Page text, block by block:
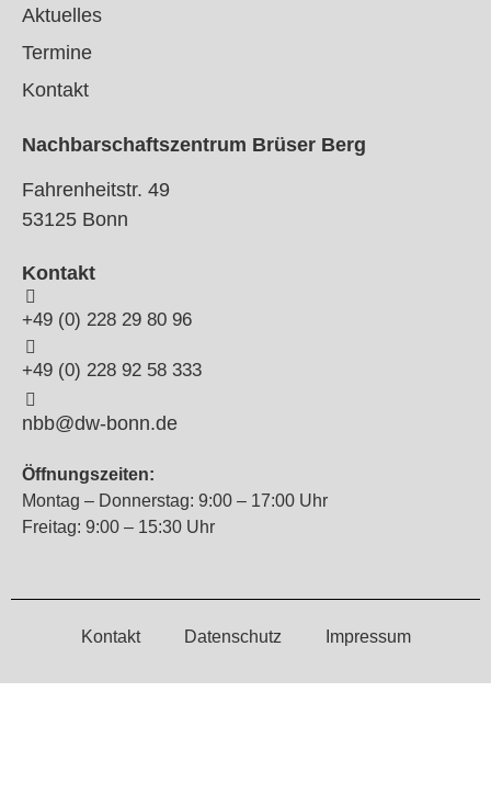
Aktuelles
Termine
Kontakt
Nachbarschaftszentrum Brüser Berg
Fahrenheitstr. 49
53125 Bonn
Kontakt
+49 (0) 228 29 80 96
+49 (0) 228 92 58 333
nbb@dw-bonn.de
Öffnungszeiten:
Montag – Donnerstag: 9:00 – 17:00 Uhr
Freitag: 9:00 – 15:30 Uhr
Kontakt Datenschutz Impressum